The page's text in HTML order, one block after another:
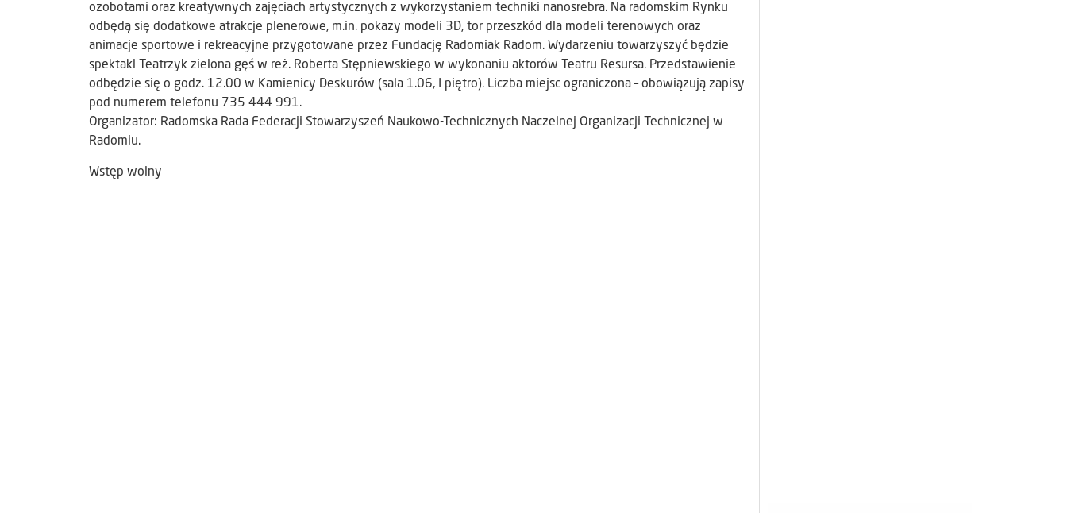
ozobotami oraz kreatywnych zajęciach artystycznych z wykorzystaniem techniki nanosrebra. Na radomskim Rynku
odbędą się dodatkowe atrakcje plenerowe, m.in. pokazy modeli 3D, tor przeszkód dla modeli terenowych oraz
animacje sportowe i rekreacyjne przygotowane przez Fundację Radomiak Radom. Wydarzeniu towarzyszyć będzie
spektakl Teatrzyk zielona gęś w reż. Roberta Stępniewskiego w wykonaniu aktorów Teatru Resursa. Przedstawienie
odbędzie się o godz. 12.00 w Kamienicy Deskurów (sala 1.06, I piętro). Liczba miejsc ograniczona – obowiązują zapisy
pod numerem telefonu 735 444 991.
Organizator: Radomska Rada Federacji Stowarzyszeń Naukowo-Technicznych Naczelnej Organizacji Technicznej w
Radomiu.
Wstęp wolny